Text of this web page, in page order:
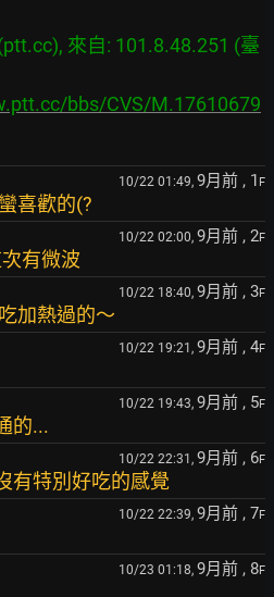
來自: 101.8.48.251 (臺
bbs/CVS/M.17610679
10/22 01:49, 9月前 , 1 F
喜歡的(?
10/22 02:00, 9月前 , 2F
有微波
10/22 18:40, 9月前 , 3F
加熱過的～
10/22 19:21, 9月前 , 4F
10/22 19:43, 9月前 , 5F
的...
10/22 22:31, 9月前 , 6F
有特別好吃的感覺
10/22 22:39, 9月前 , 7F
10/23 01:18, 9月前 , 8F